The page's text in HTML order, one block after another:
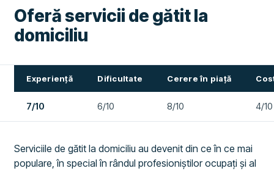
Oferă servicii de gătit la
domiciliu
Experiență Dificultate Cerere în piață
7/10 6/10 8/10 4/10
Serviciile de gătit la domiciliu au devenit din ce în ce mai
populare, în special în rândul profesioniștilor ocupați și al